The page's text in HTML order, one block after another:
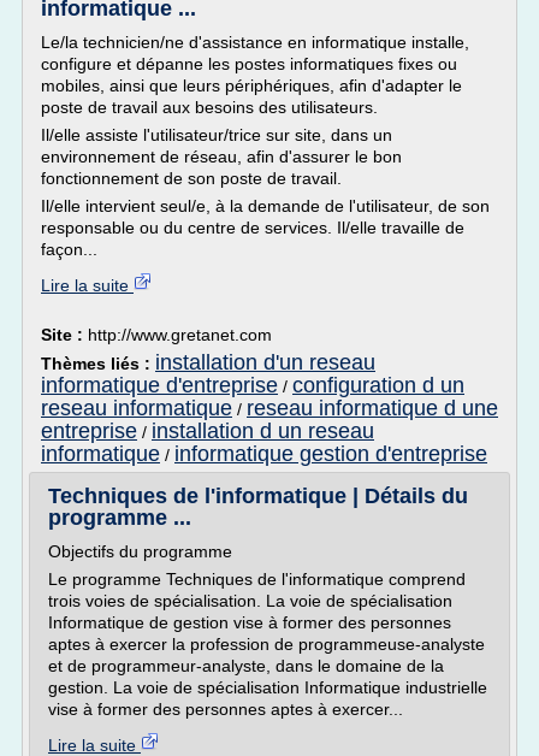
informatique ...
Le/la technicien/ne d'assistance en informatique installe,
configure et dépanne les postes informatiques fixes ou
mobiles, ainsi que leurs périphériques, afin d'adapter le
poste de travail aux besoins des utilisateurs.
Il/elle assiste l'utilisateur/trice sur site, dans un
environnement de réseau, afin d'assurer le bon
fonctionnement de son poste de travail.
Il/elle intervient seul/e, à la demande de l'utilisateur, de son
responsable ou du centre de services. Il/elle travaille de
façon...
Lire la suite
Site : http://www.gretanet.com
Thèmes liés : installation d'un reseau
informatique d'entreprise / configuration d un
reseau informatique / reseau informatique d une
entreprise / installation d un reseau
informatique / informatique gestion d'entreprise
Techniques de l'informatique | Détails du
programme ...
Objectifs du programme
Le programme Techniques de l'informatique comprend
trois voies de spécialisation. La voie de spécialisation
Informatique de gestion vise à former des personnes
aptes à exercer la profession de programmeuse-analyste
et de programmeur-analyste, dans le domaine de la
gestion. La voie de spécialisation Informatique industrielle
vise à former des personnes aptes à exercer...
Lire la suite